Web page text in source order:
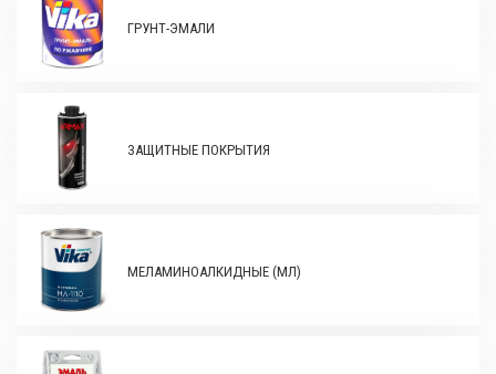
ГРУНТ-ЭМАЛИ
ЗАЩИТНЫЕ ПОКРЫТИЯ
МЕЛАМИНОАЛКИДНЫЕ (МЛ)